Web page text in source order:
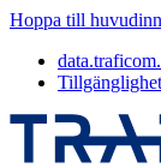
Hoppa till